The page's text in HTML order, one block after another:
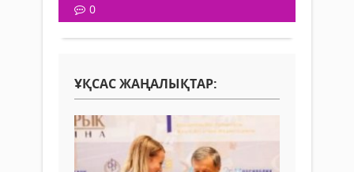
0
ҰҚСАС ЖАҢАЛЫҚТАР: